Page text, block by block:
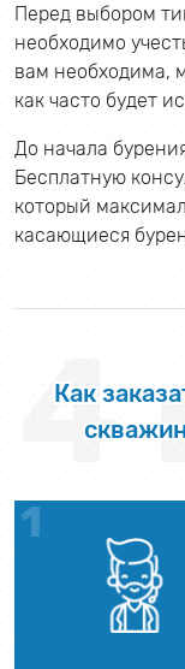
Перед выбором
необходимо
вам необходима,
как часто будет
До начала
Бесплатную
который
касающиеся
Как
4